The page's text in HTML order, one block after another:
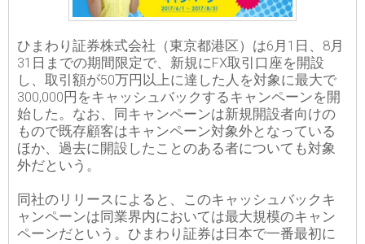
ひまわり証券株式会社（東京都港区）は6月1日、8月
31日までの期間限定で、新規にFX取引口座を開設
し、取引額が50万円以上に達した人を対象に最大で
300,000円をキャッシュバックするキャンペーンを開
始した。なお、同キャンペーンは新規開設者向けの
もので既存顧客はキャンペーン対象外となっている
ほか、過去に開設したことのある者についても対象
外だという。
同社のリリースによると、このキャッシュバックキ
ャンペーンは同業界内においては最大規模のキャン
ペーンだという。ひまわり証券は日本で一番最初に